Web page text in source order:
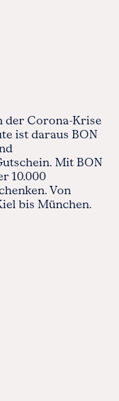
der Corona-Krise
ist daraus BON
Mit BON
10.000
Von
bis München.